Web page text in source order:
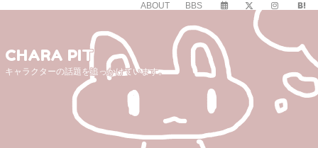
ABOUT BBS
CHARA PIT
キャラクターの話題を追っかけています。